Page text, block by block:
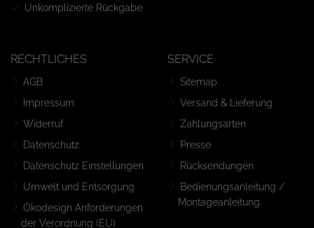
Unkomplizierte Rückgabe
RECHTLICHES
AGB
Impressum
Widerruf
Datenschutz
Datenschutz Einstellungen
Umwelt und Entsorgung
Ökodesign Anforderungen
der Verordnung (EU)
SERVICE
Sitemap
Versand & Lieferung
Zahlungsarten
Presse
Rücksendungen
Bedienungsanleitung /
Montageanleitung